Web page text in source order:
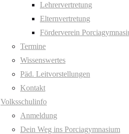
Lehrervertretung
Elternvertretung
Förderverein
Termine
Wissenswertes
Päd. Leitvorstellungen
Kontakt
Volksschulinfo
Anmeldung
Dein Weg ins Porciagymnasium